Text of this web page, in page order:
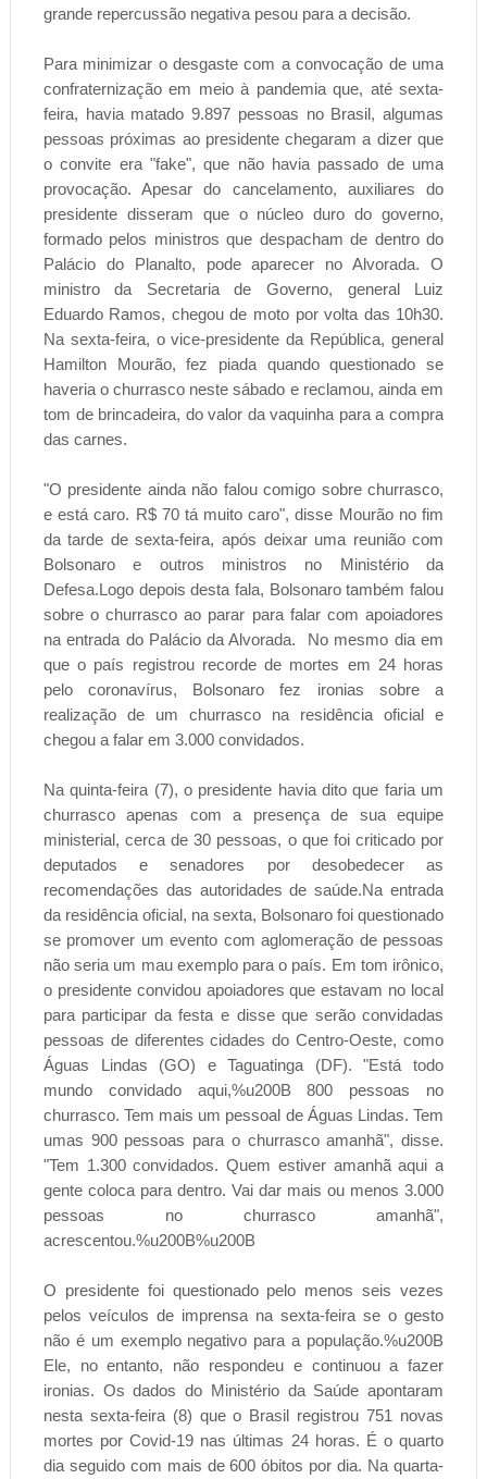
grande repercussão negativa pesou para a decisão.
Para minimizar o desgaste com a convocação de uma
confraternização em meio à pandemia que, até sexta-
feira, havia matado 9.897 pessoas no Brasil, algumas
pessoas próximas ao presidente chegaram a dizer que
o convite era "fake", que não havia passado de uma
provocação. Apesar do cancelamento, auxiliares do
presidente disseram que o núcleo duro do governo,
formado pelos ministros que despacham de dentro do
Palácio do Planalto, pode aparecer no Alvorada. O
ministro da Secretaria de Governo, general Luiz
Eduardo Ramos, chegou de moto por volta das 10h30.
Na sexta-feira, o vice-presidente da República, general
Hamilton Mourão, fez piada quando questionado se
haveria o churrasco neste sábado e reclamou, ainda em
tom de brincadeira, do valor da vaquinha para a compra
das carnes.
"O presidente ainda não falou comigo sobre churrasco,
e está caro. R$ 70 tá muito caro", disse Mourão no fim
da tarde de sexta-feira, após deixar uma reunião com
Bolsonaro e outros ministros no Ministério da
Defesa.Logo depois desta fala, Bolsonaro também falou
sobre o churrasco ao parar para falar com apoiadores
na entrada do Palácio da Alvorada. No mesmo dia em
que o país registrou recorde de mortes em 24 horas
pelo coronavírus, Bolsonaro fez ironias sobre a
realização de um churrasco na residência oficial e
chegou a falar em 3.000 convidados.
Na quinta-feira (7), o presidente havia dito que faria um
churrasco apenas com a presença de sua equipe
ministerial, cerca de 30 pessoas, o que foi criticado por
deputados e senadores por desobedecer as
recomendações das autoridades de saúde.Na entrada
da residência oficial, na sexta, Bolsonaro foi questionado
se promover um evento com aglomeração de pessoas
não seria um mau exemplo para o país. Em tom irônico,
o presidente convidou apoiadores que estavam no local
para participar da festa e disse que serão convidadas
pessoas de diferentes cidades do Centro-Oeste, como
Águas Lindas (GO) e Taguatinga (DF). "Está todo
mundo convidado aqui,%u200B 800 pessoas no
churrasco. Tem mais um pessoal de Águas Lindas. Tem
umas 900 pessoas para o churrasco amanhã", disse.
"Tem 1.300 convidados. Quem estiver amanhã aqui a
gente coloca para dentro. Vai dar mais ou menos 3.000
pessoas no churrasco amanhã",
acrescentou.%u200B%u200B
O presidente foi questionado pelo menos seis vezes
pelos veículos de imprensa na sexta-feira se o gesto
não é um exemplo negativo para a população.%u200B
Ele, no entanto, não respondeu e continuou a fazer
ironias. Os dados do Ministério da Saúde apontaram
nesta sexta-feira (8) que o Brasil registrou 751 novas
mortes por Covid-19 nas últimas 24 horas. É o quarto
dia seguido com mais de 600 óbitos por dia. Na quarta-